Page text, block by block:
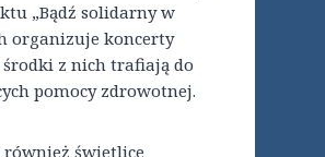
„Bądź solidarny w
organizuje koncerty
z nich trafiają do
pomocy zdrowotnej.
również świetlice